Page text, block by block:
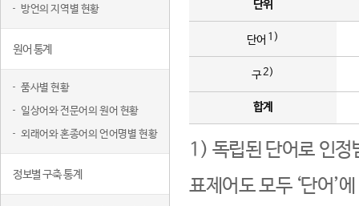
방언의 지역별 현황
원어 통계
품사별 현황
일상어와 전문어의 원어 현황
외래어와 혼종어의 언어명별 현황
정보별 구축 통계
단위
단어 1)
구2)
합계
1) 독립된 단어로 인정
표제어도 모두 ‘단어’